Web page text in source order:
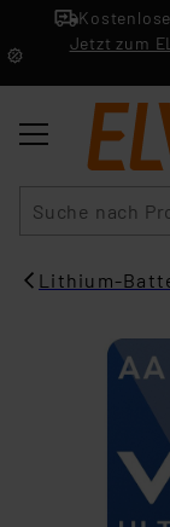
Jetzt zum
Lithium-